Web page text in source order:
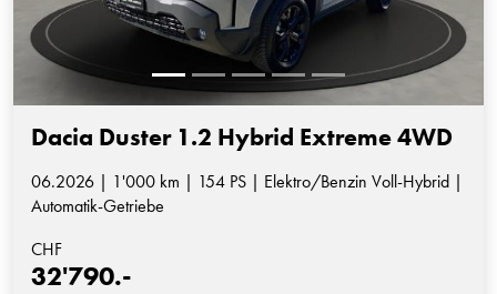
Dacia Duster 1.2 Hybrid Extreme 4WD
06.2026 | 1'000 km | 154 PS | Elektro/Benzin Voll-Hybrid |
Automatik-Getriebe
CHF
32'790.-